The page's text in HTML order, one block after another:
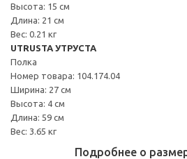
Высота: 15 см
Длина: 21 см
Вес: 0.21 кг
UTRUSTA УТРУСТА
Полка
Номер товара: 104.174.04
Ширина: 27 см
Высота: 4 см
Длина: 59 см
Вес: 3.65 кг
Подробнее о